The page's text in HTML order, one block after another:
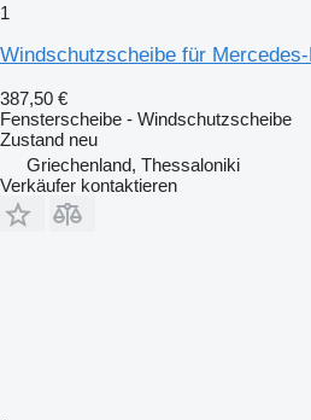
1
Windschutzscheibe für
387,50 €
Fensterscheibe - Windschutzscheibe
Zustand neu
Griechenland, Thessaloniki
Verkäufer kontaktieren